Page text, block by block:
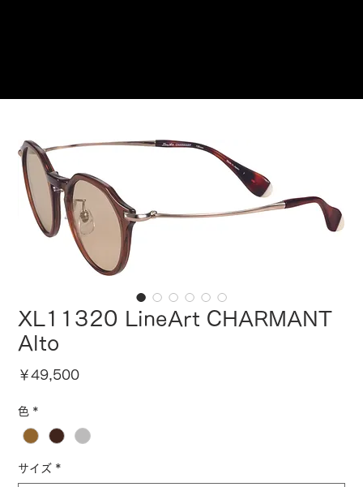
XL11320 LineArt CHARMANT
Alto
￥49,500価
色 *
サイズ *